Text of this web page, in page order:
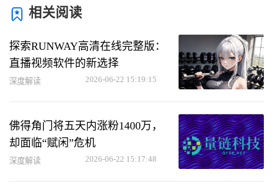
相关阅读
探索RUNWAY高清在线完整版：
直播视频软件的新选择
深度解读 2026-06-22 15:19:15
佛得角门将五天内涨粉1400万，
却面临“赋闲”危机
深度解读 2026-06-22 15:17:48